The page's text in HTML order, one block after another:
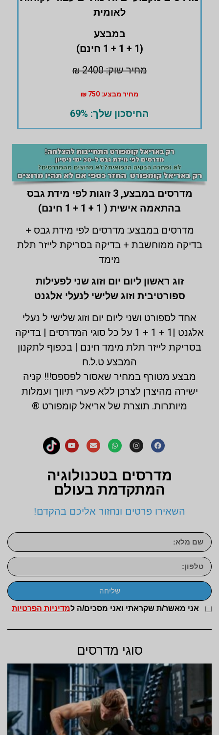
לאומית
במבצע
(1 + 1 + 1 חינם)
מחיר שוק: 2400 ₪
מחיר מבצע: 750 ₪
החיסכון שלך: 69%
מדרסים במבצע,
3 זוגות לפי מידת גבס
בהתאמה אישית ( 1 + 1 + 1 חינם)
מדרסים במבצע: מדרסים לפי מידת גבס +
בדיקה ממוחשבת + בדיקה בסריקת לייזר תלת
מימד
זוג ראשון ליום יום וזוג שני לפעילות
ספורטיבית וזוג שלישי לנעלי אלגנט
אחד לספורט ושני ליום יום וזוג שלישי ל נעלי
אלגנט |1 + 1 + 1 על כל סוגי המדרסים | בדיקה
בסריקת לייזר תלת מימד חינם | בכפוף לתקנון
המבצע ט.ל.ח
מבצע מטורף במחיר שאסור לפספס!!! קניה
ישירה מהיצרן לצרכן ללא פערי תיווך ועמלות
מיותרות. תוצרת של אריאל קומפורט ®
מדרסים בטכנולוגיה
המתקדמת בעולם
השאירו פרטים ונחזור אליכם בהקדם!
אני מאשר/ת שקראתי ואני מסכים/ה למדיניות הפרטיות
שליחה
סוגי מדרסים